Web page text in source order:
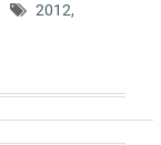
2012,